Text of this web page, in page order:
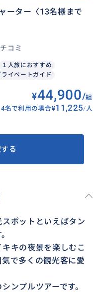
ーター〈13名様まで
コミ
１人旅におすすめ
ライベートガイド
¥44,900/組
4名で利用の場合¥11,225/人
る
ポットといえばタン
キの夜景を楽しむこ
で多くの観光客に愛
ンプルツアーです。